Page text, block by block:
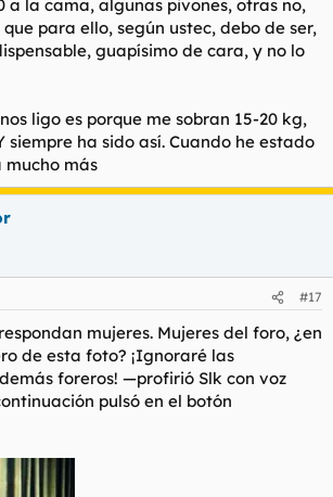
a la cama, algunas pivones, otras no,
para ello, según ustec, debo de ser,
guapísimo de cara, y no lo
ligo es porque me sobran 15-20 kg,
siempre ha sido así. Cuando he estado
mucho más
#17
mujeres. Mujeres del foro, ¿en
de esta foto? ¡Ignoraré las
foreros! —profirió Slk con voz
pulsó en el botón